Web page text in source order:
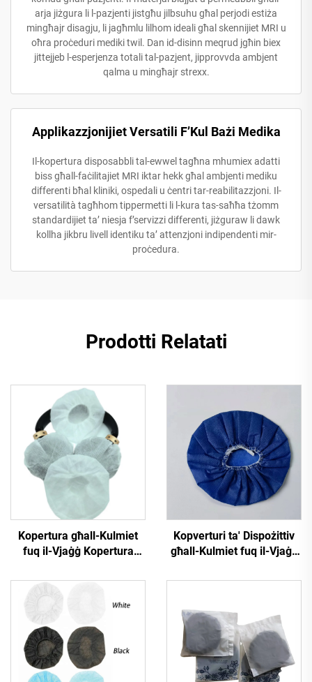
arja jiżgura li l-pazjenti jistgħu jilbsuhu għal perjodi estiża
mingħajr disagju, li jagħmlu lilhom ideali għal skennijiet MRI u
oħra proċeduri mediki twil. Dan id-disinn meqrud jgħin biex
jittejjeb l-esperjenza totali tal-pazjent, jipprovvda ambjent
qalma u mingħajr strexx.
Applikazzjonijiet Versatili F’Kul Bażi Medika
Il-kopertura disposabbli tal-ewwel tagħna mhumiex adatti
biss għall-faċilitajiet MRI iktar hekk għal ambjenti mediku
differenti bħal kliniki, ospedali u ċentri tar-reabilitazzjoni. Il-
versatilità tagħhom tippermetti li l-kura tas-saħħa tżomm
standardijiet ta’ niesja f’servizzi differenti, jiżguraw li dawk
kollha jikbru livell identiku ta’ attenzjoni indipendenti mir-
proċedura.
Prodotti Relatati
Kopertura għall-Kulmiet
fuq il-Vjaġġ Kopertura
Kopverturi ta' Dispożittiv
għall-Kulmiet fuq il-Vjaġġ